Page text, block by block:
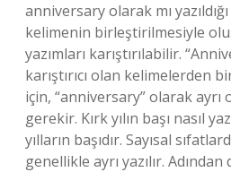
anniversary olarak mı
kelimenin birleştirilmesiyle
yazımları karıştırılabilir.
karıştırıcı olan kelimelerden
için, “anniversary” olarak ayrı
gerekir. Kırk yılın başı nasıl
yılların başıdır. Sayısal
genellikle ayrı yazılır. Adından